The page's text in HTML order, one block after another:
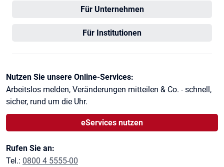
Für Unternehmen
Für Institutionen
Kontaktinformationen
Nutzen Sie unsere Online-Services:
Arbeitslos melden, Veränderungen mitteilen & Co. - schnell,
sicher, rund um die Uhr.
eServices nutzen
Rufen Sie an:
Tel.: 0800 4 5555-00